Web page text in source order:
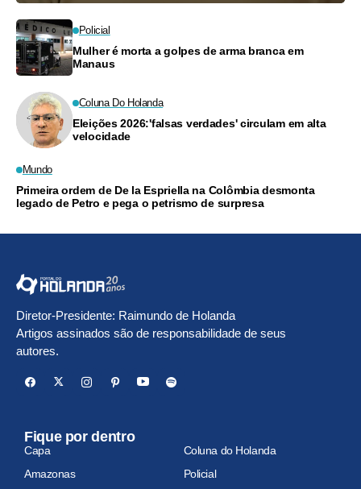
Policial
Mulher é morta a golpes de arma branca em
Manaus
Coluna Do Holanda
Eleições 2026:'falsas verdades' circulam em alta
velocidade
Mundo
Primeira ordem de De la Espriella na Colômbia desmonta
legado de Petro e pega o petrismo de surpresa
Diretor-Presidente: Raimundo de Holanda
Artigos assinados são de responsabilidade de seus
autores.
Fique por dentro
Capa
Coluna do Holanda
Amazonas
Policial